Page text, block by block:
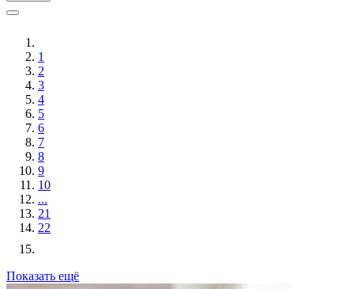
1
2
3
4
5
6
7
8
9
10
...
21
22
Показать ещё